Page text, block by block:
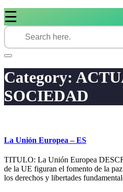
☰
Category:
SOCIEDAD
La Unión Europea – ES
TITULO: La Unión Europea
de la UE figuran el fomento de la
los derechos y libertades